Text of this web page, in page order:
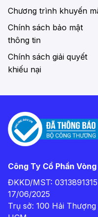
Chương trình khuyến
Chính sách bảo mật
thông tin
Chính sách giải quyết
khiếu nại
Công Ty Cổ Phần
ĐKKD/MST:
17/06/2025
Trụ sở: 100 Hải